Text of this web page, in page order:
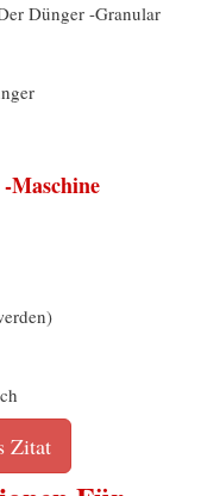
Dünger -Granular
Maschine
Zitat